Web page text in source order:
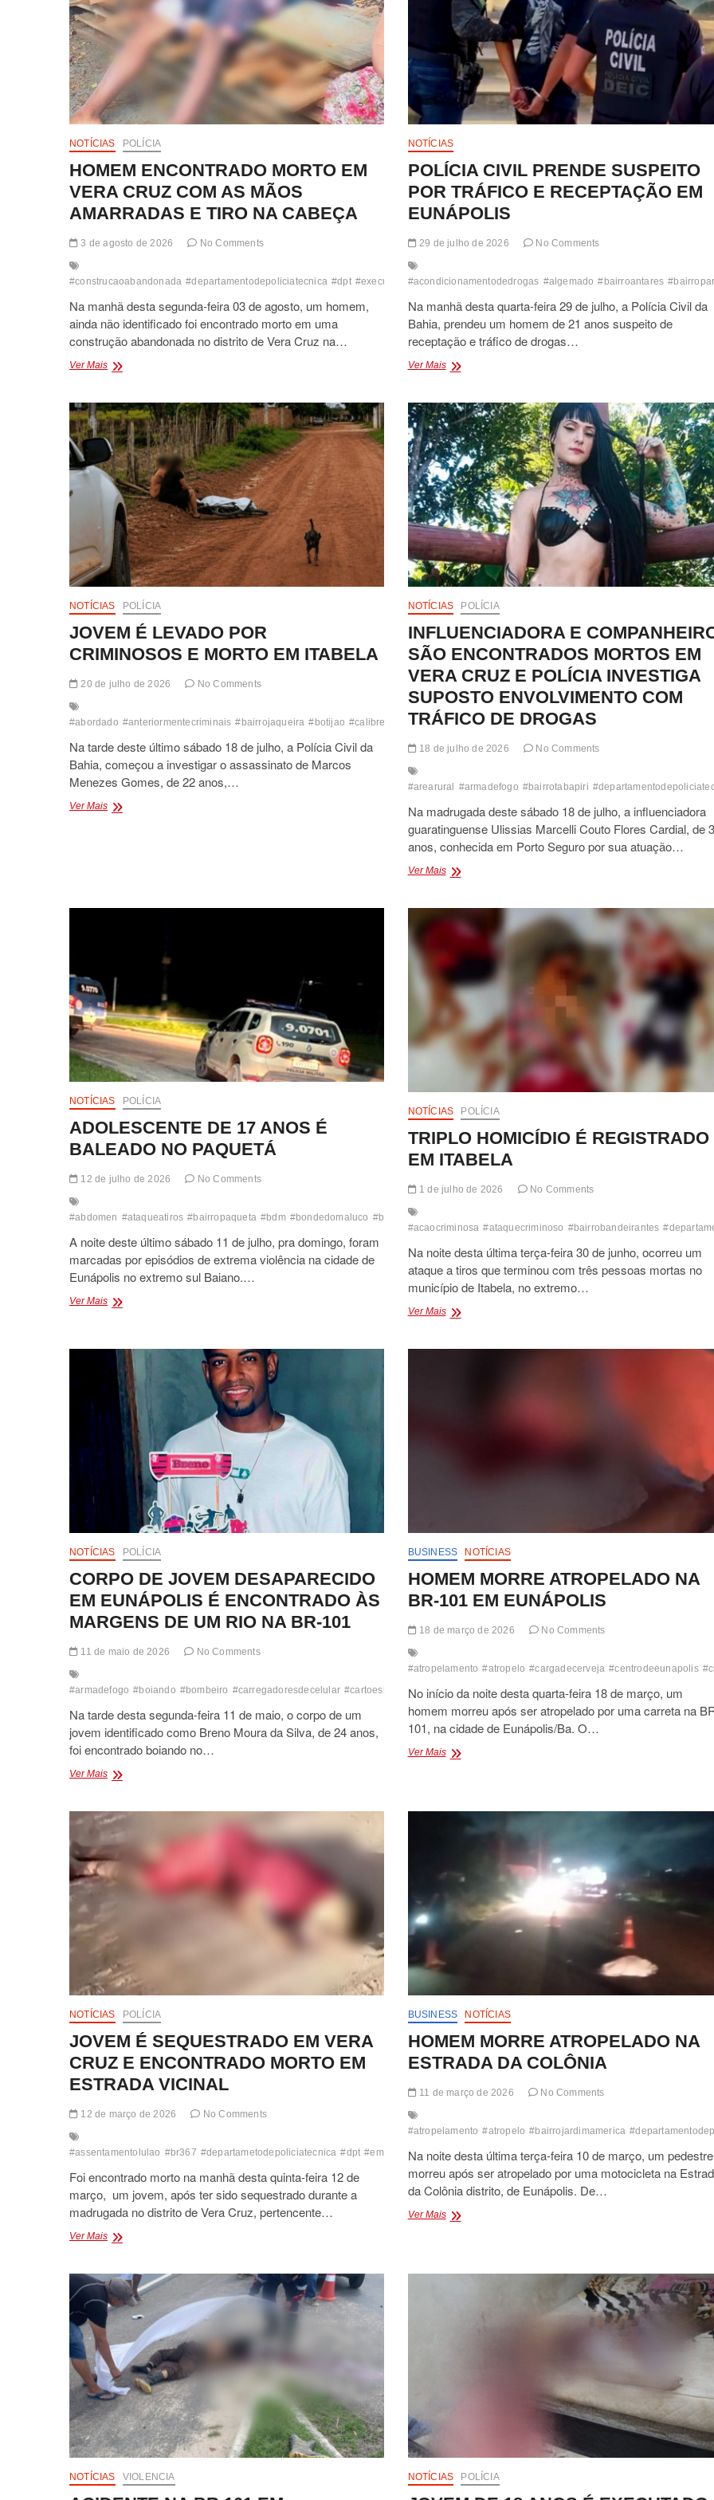
NOTÍCIAS POLÍCIA
HOMEM ENCONTRADO MORTO EM
VERA CRUZ COM AS MÃOS
AMARRADAS E TIRO NA CABEÇA
3 de agosto de 2026 No Comments
#construcaoabandonada #departamentodepoliciatecnica #dpt #execusao #indicios #madeiras #maosamarradas #policiacivil #portoseguro
Na manhã desta segunda-feira 03 de agosto, um homem,
ainda não identificado foi encontrado morto em uma
construção abandonada no distrito de Vera Cruz na…
Ver MaisHOMEM
EM
VERA
CRUZ
COM
AS
MÃOS
AMARRADAS
TIRO
NA
CABEÇA
NOTÍCIAS
POLÍCIA CIVIL PRENDE SUSPEITO
POR TRÁFICO E RECEPTAÇÃO EM
EUNÁPOLIS
29 de julho de 2026 No Comments
#acondicionamentodedrogas #algemado #bairroantares
Na manhã desta quarta-feira 29 de julho, a Polícia Civil da
Bahia, prendeu um homem de 21 anos suspeito de
receptação e tráfico de drogas…
Ver MaisPOLÍCIA
SUSPEITO
POR
TRÁFICO
E
RECEPTAÇÃO
EM
EUNÁPOLIS
NOTÍCIAS POLÍCIA
JOVEM É LEVADO POR
CRIMINOSOS E MORTO EM ITABELA
20 de julho de 2026 No Comments
#abordado #anteriormentecriminais #bairrojaqueira #botijao #calibre #departamentodepoliciatecnica #disavenca #disparosdearmadefogo
Na tarde deste último sábado 18 de julho, a Polícia Civil da
Bahia, começou a investigar o assassinato de Marcos
Menezes Gomes, de 22 anos,…
Ver MaisJOVEM
EM
NOTÍCIAS POLÍCIA
INFLUENCIADORA E
SÃO ENCONTRADOS MORTOS EM
VERA CRUZ E POLÍCIA INVESTIGA
SUPOSTO ENVOLVIMENTO COM
TRÁFICO DE DROGAS
18 de julho de 2026 No Comments
#arearural #armadefogo #bairrotabapiri
Na madrugada deste sábado 18 de julho, a influenciadora
guaratinguense Ulissias Marcelli Couto Flores Cardial, de
anos, conhecida em Porto Seguro por sua atuação…
Ver MaisINFLUENCIADORA
ENCONTRADOS
EM
VERA
CRUZ
POLÍCIA
INVESTIGA
SUPOSTO
ENVOLVIMENTO
COM
DROGAS
NOTÍCIAS POLÍCIA
ADOLESCENTE DE 17 ANOS É
BALEADO NO PAQUETÁ
12 de julho de 2026 No Comments
#abdomen #ataqueatiros #bairropaqueta #bdm #bondedomaluco #brigaentrefaccoes
A noite deste último sábado 11 de julho, pra domingo, foram
marcadas por episódios de extrema violência na cidade de
Eunápolis no extremo sul Baiano.…
Ver MaisADOLESCENTE
BALEADO
NO
PAQUETÁ
NOTÍCIAS POLÍCIA
TRIPLO HOMICÍDIO É REGISTRADO
EM ITABELA
1 de julho de 2026 No Comments
#acaocriminosa #ataquecriminoso #bairrobandeirantes
Na noite desta última terça-feira 30 de junho, ocorreu um
ataque a tiros que terminou com três pessoas mortas no
município de Itabela, no extremo…
Ver MaisTRIPLO
NOTÍCIAS POLÍCIA
CORPO DE JOVEM DESAPARECIDO
EM EUNÁPOLIS É ENCONTRADO ÀS
MARGENS DE UM RIO NA BR-101
11 de maio de 2026 No Comments
#armadefogo #boiando #bombeiro #carregadoresdecelular #cartoesbancario #decubitodorsal #delegaciaterritorialdeeunapolis
Na tarde desta segunda-feira 11 de maio, o corpo de um
jovem identificado como Breno Moura da Silva, de 24 anos,
foi encontrado boiando no…
Ver MaisCORPO
DESAPARECIDO
EUNÁPOLIS
É
ENCONTRADO
ÀS
RIO
NA
BR-
101
BUSINESS NOTÍCIAS
HOMEM MORRE ATROPELADO NA
BR-101 EM EUNÁPOLIS
18 de março de 2026 No Comments
#atropelamento #atropelo #cargadecerveja #centrodeeunapolis
No início da noite desta quarta-feira 18 de março, um
homem morreu após ser atropelado por uma carreta na
101, na cidade de Eunápolis/Ba. O…
Ver MaisHOMEM
NOTÍCIAS POLÍCIA
JOVEM É SEQUESTRADO EM VERA
CRUZ E ENCONTRADO MORTO EM
ESTRADA VICINAL
12 de março de 2026 No Comments
#assentamentolulao #br367 #departametodepoliciatecnica #dpt #emcapuzados #estradavicenal #jovemsequestrado #motivacao #pericia
Foi encontrado morto na manhã desta quinta-feira 12 de
março, um jovem, após ter sido sequestrado durante a
madrugada no distrito de Vera Cruz, pertencente…
Ver MaisJOVEM
EM
VERA
CRUZ
E
ENCONTRADO
MORTO
EM
ESTRADA
VICINAL
BUSINESS NOTÍCIAS
HOMEM MORRE ATROPELADO NA
ESTRADA DA COLÔNIA
11 de março de 2026 No Comments
#atropelamento #atropelo #bairrojardimamerica
Na noite desta última terça-feira 10 de março, um pedestre
morreu após ser atropelado por uma motocicleta na
da Colônia distrito, de Eunápolis. De…
Ver MaisHOMEM
NOTÍCIAS VIOLENCIA NOTÍCIAS POLÍCIA